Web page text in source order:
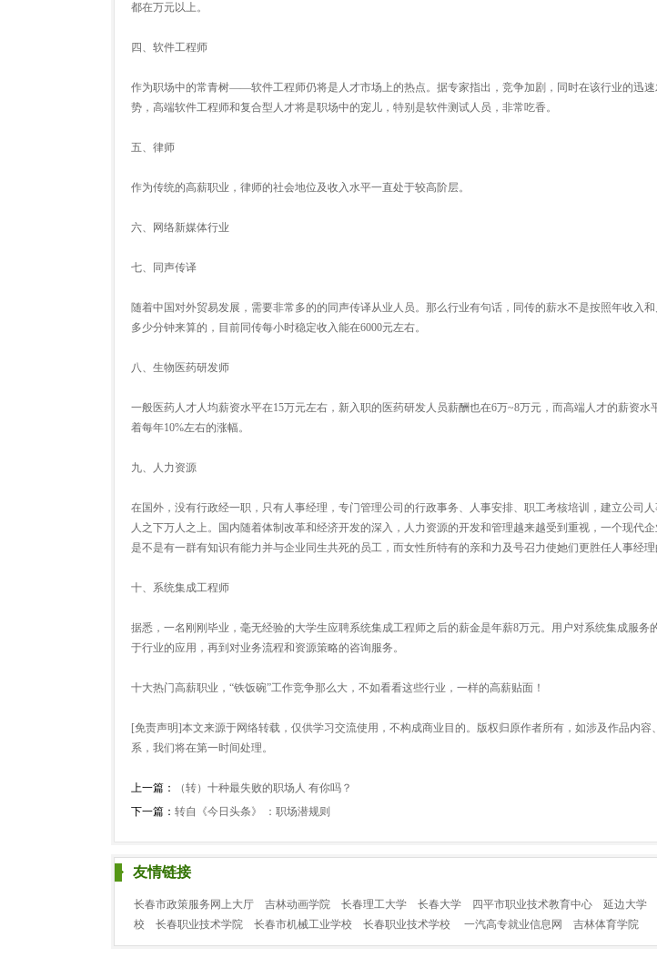
都在万元以上。
四、软件工程师
作为职场中的常青树——软件工程师仍将是人才市场上的热点。据专家指出，竞争加剧，同时在该行业的迅
势，高端软件工程师和复合型人才将是职场中的宠儿，特别是软件测试人员，非常吃香。
五、律师
作为传统的高薪职业，律师的社会地位及收入水平一直处于较高阶层。
六、网络新媒体行业
七、同声传译
随着中国对外贸易发展，需要非常多的的同声传译从业人员。那么行业有句话，同传的薪水不是按照年收入
多少分钟来算的，目前同传每小时稳定收入能在6000元左右。
八、生物医药研发师
一般医药人才人均薪资水平在15万元左右，新入职的医药研发人员薪酬也在6万~8万元，而高端人才的薪资水
着每年10%左右的涨幅。
九、人力资源
在国外，没有行政经一职，只有人事经理，专门管理公司的行政事务、人事安排、职工考核培训，建立公司
人之下万人之上。国内随着体制改革和经济开发的深入，人力资源的开发和管理越来越受到重视，一个现代
是不是有一群有知识有能力并与企业同生共死的员工，而女性所特有的亲和力及号召力使她们更胜任人事经理
十、系统集成工程师
据悉，一名刚刚毕业，毫无经验的大学生应聘系统集成工程师之后的薪金是年薪8万元。用户对系统集成服务
于行业的应用，再到对业务流程和资源策略的咨询服务。
十大热门高薪职业，“铁饭碗”工作竞争那么大，不如看看这些行业，一样的高薪贴面！
[免责声明]本文来源于网络转载，仅供学习交流使用，不构成商业目的。版权归原作者所有，如涉及作品内
系，我们将在第一时间处理。
上一篇：
（转）十种最失败的职场人 有你吗？
下一篇： 转自《今日头条》 ：职场潜规则
友情链接
长春市政策服务网上大厅 吉林动画学院 长春理工大学 长春大学 四平市职业技术教育中心 延边大学
校
长春职业技术学院 长春市机械工业学校 长春职业技术学校 一汽高专就业信息网 吉林体育学院